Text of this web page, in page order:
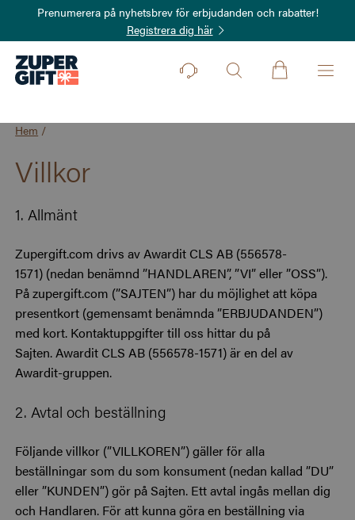
Prenumerera på nyhetsbrev för erbjudanden och rabatter!
Registrera dig här
Hem /
Villkor
1. Allmänt
Zupergift.com drivs av Awardit CLS AB (556578-
1571) (nedan benämnd ”HANDLAREN”, ”VI” eller ”OSS”).
På zupergift.com (”SAJTEN”) har du möjlighet att köpa
presentkort (gemensamt benämnda ”ERBJUDANDEN”)
med kort. Kontaktuppgifter till oss hittar du på
Sajten. Awardit CLS AB (556578-1571) är en del av
Awardit-gruppen.
2. Avtal och beställning
Följande villkor (”VILLKOREN”) gäller för alla
beställningar som du som konsument (nedan kallad ”DU”
eller ”KUNDEN”) gör på Sajten. Ett avtal ingås mellan dig
och Handlaren. För att kunna göra en beställning via